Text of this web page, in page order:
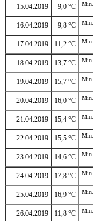
15.04.2019 9,0 °C
16.04.2019 9,8 °C
17.04.2019 11,2 °C
18.04.2019 13,7 °C
19.04.2019 15,7 °C
20.04.2019 16,0 °C
21.04.2019 15,4 °C
22.04.2019 15,5 °C
23.04.2019 14,6 °C
24.04.2019 17,8 °C
25.04.2019 16,9 °C
26.04.2019 11,8 °C